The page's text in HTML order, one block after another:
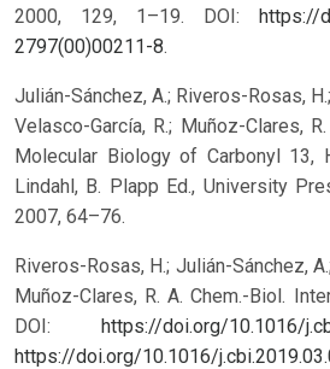
2000, 129, 1–19. DOI: https://
2797(00)00211-8.
Julián-Sánchez, A.; Riveros-Rosas,
Velasco-García, R.; Muñoz-Clares,
Molecular Biology of Carbonyl 13,
Lindahl, B. Plapp Ed., University
2007, 64–76.
Riveros-Rosas, H.; Julián-Sánchez,
Muñoz-Clares, R. A. Chem.-Biol.
DOI: https://doi.org/10.1016/
https://doi.org/10.1016/